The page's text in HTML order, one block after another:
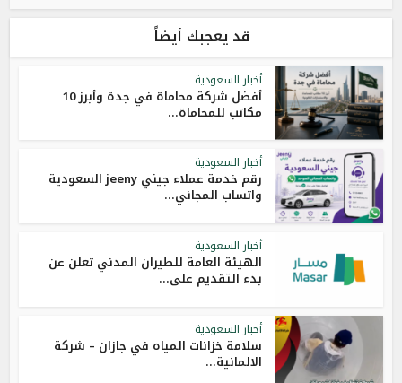
قد يعجبك أيضاً
أخبار السعودية
أفضل شركة محاماة في جدة وأبرز 10
مكاتب للمحاماة...
أخبار السعودية
رقم خدمة عملاء جيني jeeny السعودية
واتساب المجاني...
أخبار السعودية
الهيئة العامة للطيران المدني تعلن عن
بدء التقديم على...
أخبار السعودية
سلامة خزانات المياه في جازان – شركة
الالمانية...